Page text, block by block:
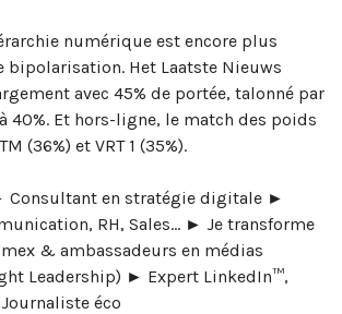
numérique est encore plus
bipolarisation. Het Laatste Nieuws
avec 45% de portée, talonné par
40%. Et hors-ligne, le match des poids
(36%) et VRT 1 (35%).
en stratégie digitale ►
RH, Sales… ► Je transforme
& ambassadeurs en médias
Leadership) ► Expert LinkedIn™,
éco